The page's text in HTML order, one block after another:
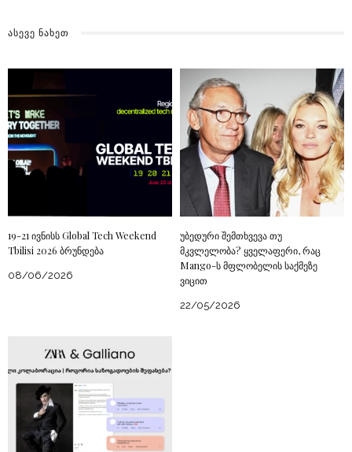
ᲐᲡᲔᲕᲔ ᲜᲐᲮᲔᲗ
19-21 ივნისს Global Tech Weekend
Tbilisi 2026 ბრუნდება
08/06/2026
უბედური შემთხვევა თუ
მკვლელობა? ყველაფერი, რაც
Mango-ს მფლობელის საქმეზე
ვიცით
22/05/2026